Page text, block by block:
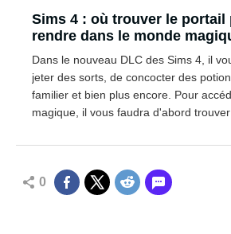
Sims 4 : où trouver le portail
rendre dans le monde
Dans le nouveau DLC des Sims 4, il
jeter des sorts, de concocter des
familier et bien plus encore. Pour
magique, il vous faudra d'abord
0